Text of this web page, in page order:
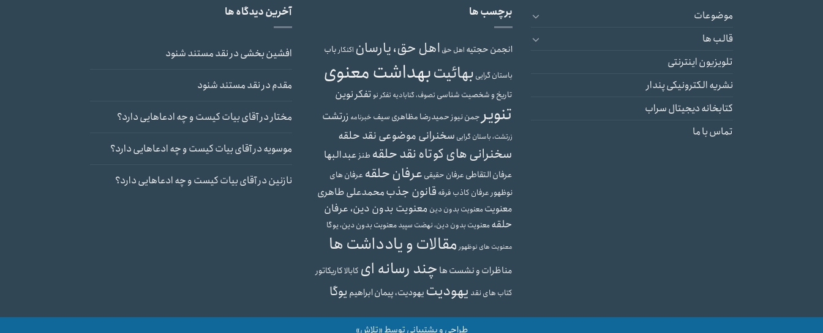
موضوعات
قالب ها
تلویزیون اینترنتی
نشریه الکترونیکی پندار
کتابخانه دیجیتال سراب
تماس با ما
برچسب ها
انجمن حجتیه اهل حق اهل حق، یارسان اکنکارباب
باستان گرایی بهائیتبهداشت معنوی
تاریخ و شخصیت شناسی تصوف، گنابادیه تفکر نوتفکر نوین
تنویر جمن نیوز حمیدرضا مظاهری سیف خبرنامه زرتشت
زرتشت، باستان گرایی سخنرانی موضوعی نقد حلقه
سخنرانی های کوتاه نقد حلقه طنز عبدالبها
عرفان التقاطی عرفان حقیقی عرفان حلقه عرفان های
نوظهور عرفان کاذب فرقه قانون جذبمحمدعلی طاهری
معنویتمعنویت بدون دین معنویت بدون دین، عرفان
حلقهمعنویت بدون دین، نهضت سپیدمعنویت بدون دین، یوگا
معنویت های نوظهور مقالات و یادداشت ها
مناظرات و نشست ها چند رسانه ای کابالاکاریکاتور
کتاب های نقد یهودیت یهودیت، پیمان ابراهیم یوگا
آخرین دیدگاه ها
افشین بخشیدرنقد مستند شنود
مقدمدرنقد مستند شنود
مختاردرآقای بیات کیست و چه ادعاهایی دارد؟
موسویهدرآقای بیات کیست و چه ادعاهایی دارد؟
نازنیندرآقای بیات کیست و چه ادعاهایی دارد؟
طراحی و پشتیبانی توسط «تلاش»